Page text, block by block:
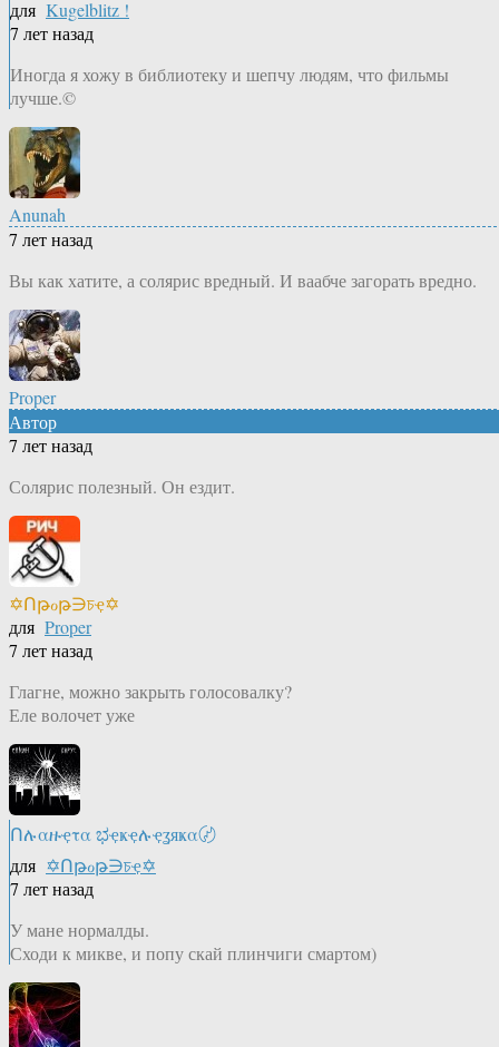
для Kugelblitz !
7 лет назад
Иногда я хожу в библиотеку и шепчу людям, что фильмы
лучше.©
Anunah
7 лет назад
Вы как хатите, а солярис вредный. И ваабче загорать вредно.
Proper
Автор
7 лет назад
Солярис полезный. Он ездит.
✡Ոթℴթ∋চҿ✡
для Proper
7 лет назад
Глагне, можно закрыть голосовалку?
Еле волочет уже
Ոሉαዙҿτα ಭҿҝҿሉҿʓяҝα〄
для ✡Ոթℴթ∋চҿ✡
7 лет назад
У мане нормалды.
Сходи к микве, и попу скай плинчиги смартом)